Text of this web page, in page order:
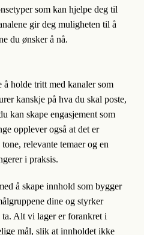
som kan hjelpe deg til
gir deg muligheten til å
du ønsker å nå.
holde tritt med kanaler som
kanskje på hva du skal poste,
kan skape engasjement som
opplever også at det er
relevante temaer og en
i praksis.
å skape innhold som bygger
dine og styrker
ta. Alt vi lager er forankret i
mål, slik at innholdet ikke